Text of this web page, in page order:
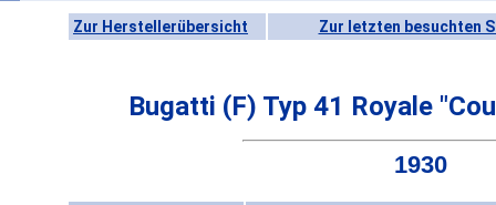
Zur Herstellerübersicht Zur letzten besuchten
Bugatti (F) Typ 41 Royale
1930